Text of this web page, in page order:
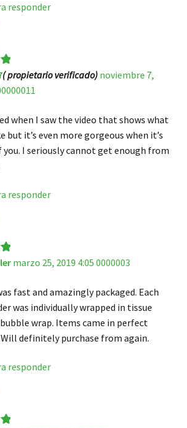
responder
5
( propietario verificado) noviembre 7,
when I saw the video that shows what
but it’s even more gorgeous when it’s
I seriously cannot get enough from
responder
5 marzo 25, 2019 4:05 0000003
fast and amazingly packaged. Each
was individually wrapped in tissue
wrap. Items came in perfect
definitely purchase from again.
responder